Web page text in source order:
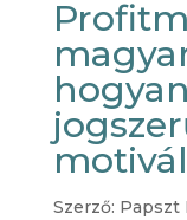
Szerző: Papszt